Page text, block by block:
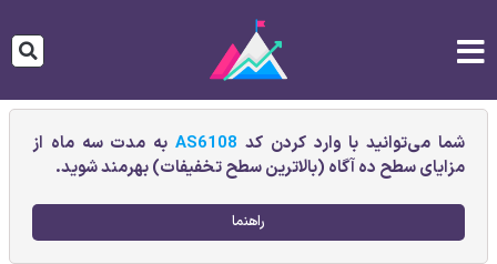
شما می‌توانید با وارد کردن کد AS6108به مدت سه ماه از
مزایای سطح ده آگاه (بالاترین سطح تخفیفات) بهرمند شوید.
راهنما